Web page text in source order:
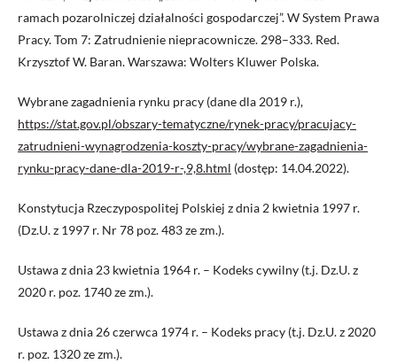
ramach pozarolniczej działalności gospodarczej”. W System Prawa
Pracy. Tom 7: Zatrudnienie niepracownicze. 298–333. Red.
Krzysztof W. Baran. Warszawa: Wolters Kluwer Polska.
Wybrane zagadnienia rynku pracy (dane dla 2019 r.),
https://stat.gov.pl/obszary-tematyczne/rynek-pracy/pracujacy-
zatrudnieni-wynagrodzenia-koszty-pracy/wybrane-zagadnienia-
rynku-pracy-dane-dla-2019-r-,9,8.html (dostęp: 14.04.2022).
Konstytucja Rzeczypospolitej Polskiej z dnia 2 kwietnia 1997 r.
(Dz.U. z 1997 r. Nr 78 poz. 483 ze zm.).
Ustawa z dnia 23 kwietnia 1964 r. – Kodeks cywilny (t.j. Dz.U. z
2020 r. poz. 1740 ze zm.).
Ustawa z dnia 26 czerwca 1974 r. – Kodeks pracy (t.j. Dz.U. z 2020
r. poz. 1320 ze zm.).